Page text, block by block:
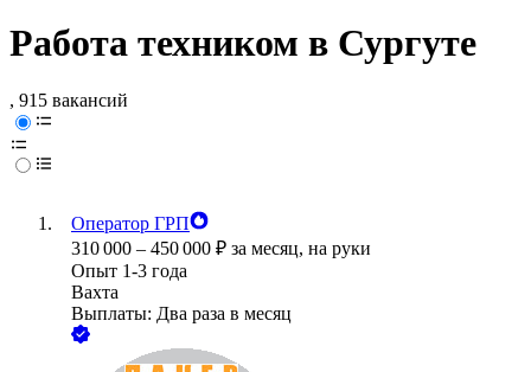
Работа техником в Сургуте
, 915 вакансий
Оператор ГРП
310 000 – 450 000 ₽ за месяц, на руки
Опыт 1-3 года
Вахта
Выплаты: Два раза в месяц